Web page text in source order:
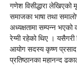
गणेश विसीद्धारा
समाजका भाषा तथा
अध्यक्षतामा सम्पन्न
रेग्मी रहेको थिए । यसैगरी
आयोग सदस्य कृष्ण प्रसाद
प्रतिष्ठानका महानन्द